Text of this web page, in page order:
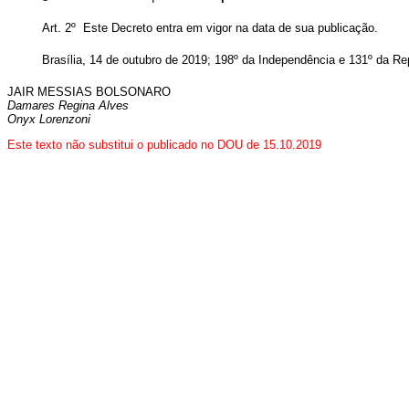
Art. 2º Este Decreto entra em vigor na data de sua publicação.
Brasília, 14 de outubro de 2019; 198º da Independência e 131º da
JAIR MESSIAS BOLSONARO
Damares Regina Alves
Onyx Lorenzoni
Este texto não substitui o publicado no DOU de 15.10.2019